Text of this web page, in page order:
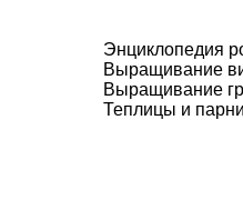
Энциклопедия
Выращивание
Выращивание
Теплицы и